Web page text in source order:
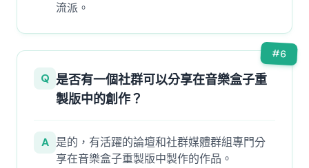
流派。
#6
Q 是否有一個社群可以分享在音樂盒子重
製版中的創作？
A 是的，有活躍的論壇和社群媒體群組專門分
享在音樂盒子重製版中製作的作品。